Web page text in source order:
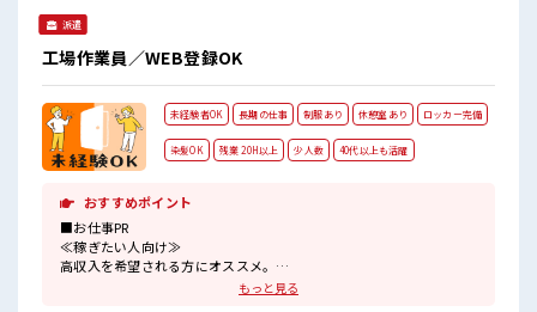
派遣
工場作業員／WEB登録OK
未経験者OK 長期の仕事 制服あり 休憩室あり ロッカー完備
染髪OK 残業 20H以上 少人数 40代以上も活躍
おすすめポイント
■お仕事PR
≪稼ぎたい人向け≫
高収入を希望される方にオススメ。
残業は月20時間以上あります♪もっと見る